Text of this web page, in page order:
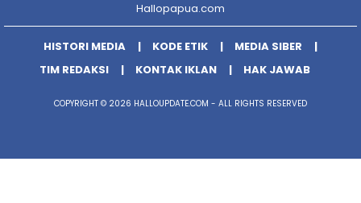
Hallopapua.com
HISTORI MEDIA KODE ETIK
MEDIA SIBER
TIM REDAKSI
KONTAK IKLAN HAK JAWAB
COPYRIGHT © 2026 HALLOUPDATE.COM - ALL RIGHTS RESERVED